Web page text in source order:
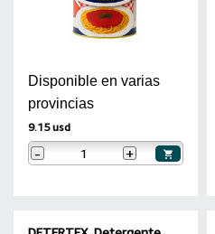
Disponible en varias
provincias
9.15 usd
- +